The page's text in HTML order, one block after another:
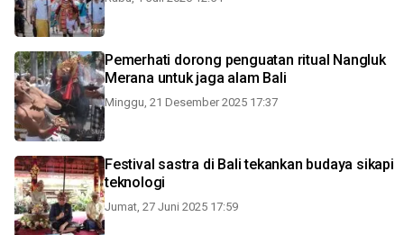
Pemerhati dorong penguatan ritual Nangluk
Merana untuk jaga alam Bali
Minggu, 21 Desember 2025 17:37
Festival sastra di Bali tekankan budaya sikapi
teknologi
Jumat, 27 Juni 2025 17:59